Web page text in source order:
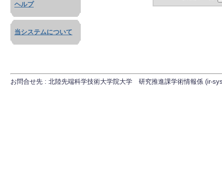
ヘルプ
当システムについて
お問合せ先 : 北陸先端科学技術大学院大学 研究推進課学術情報係 (ir-